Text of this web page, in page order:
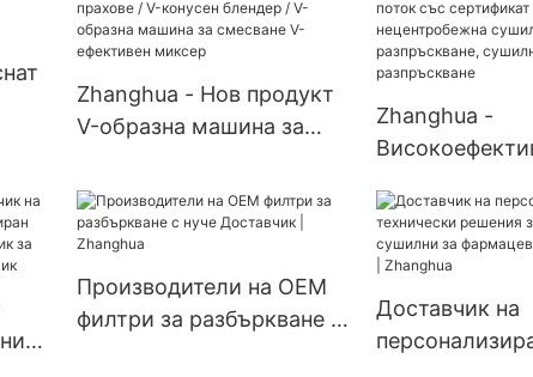
Zhanghua - Нов продукт
V-образна машина за
прахове / V-конусен
блендер / V-образна
машина за смесване V-
ефективен миксер
Zhanghua -
въздушен
сертификат
с
с
Производители на OEM
филтри за разбъркване с
Доставчик на